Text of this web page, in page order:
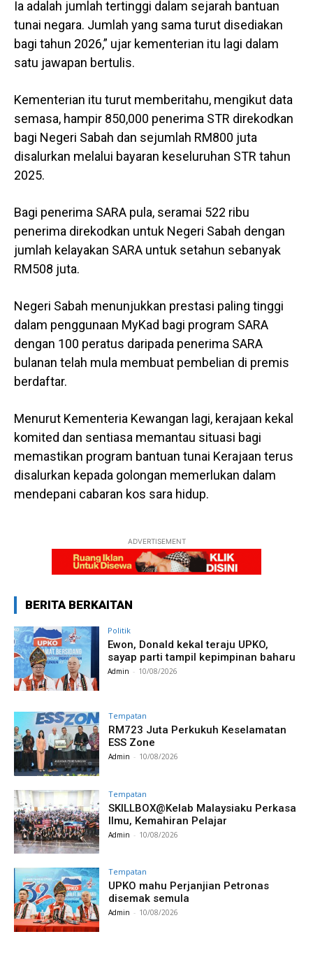
Ia adalah jumlah tertinggi dalam sejarah bantuan
tunai negara. Jumlah yang sama turut disediakan
bagi tahun 2026,” ujar kementerian itu lagi dalam
satu jawapan bertulis.
Kementerian itu turut memberitahu, mengikut data
semasa, hampir 850,000 penerima STR direkodkan
bagi Negeri Sabah dan sejumlah RM800 juta
disalurkan melalui bayaran keseluruhan STR tahun
2025.
Bagi penerima SARA pula, seramai 522 ribu
penerima direkodkan untuk Negeri Sabah dengan
jumlah kelayakan SARA untuk setahun sebanyak
RM508 juta.
Negeri Sabah menunjukkan prestasi paling tinggi
dalam penggunaan MyKad bagi program SARA
dengan 100 peratus daripada penerima SARA
bulanan telah mula membuat pembelian di premis
berdaftar.
Menurut Kementeria Kewangan lagi, kerajaan kekal
komited dan sentiasa memantau situasi bagi
memastikan program bantuan tunai Kerajaan terus
disalurkan kepada golongan memerlukan dalam
mendepani cabaran kos sara hidup.
ADVERTISEMENT
BERITA BERKAITAN
Politik
Ewon, Donald kekal teraju UPKO,
sayap parti tampil kepimpinan baharu
Admin - 10/08/2026
Tempatan
RM723 Juta Perkukuh Keselamatan
ESS Zone
Admin - 10/08/2026
Tempatan
SKILLBOX@Kelab Malaysiaku Perkasa
Ilmu, Kemahiran Pelajar
Admin - 10/08/2026
Tempatan
UPKO mahu Perjanjian Petronas
disemak semula
Admin - 10/08/2026